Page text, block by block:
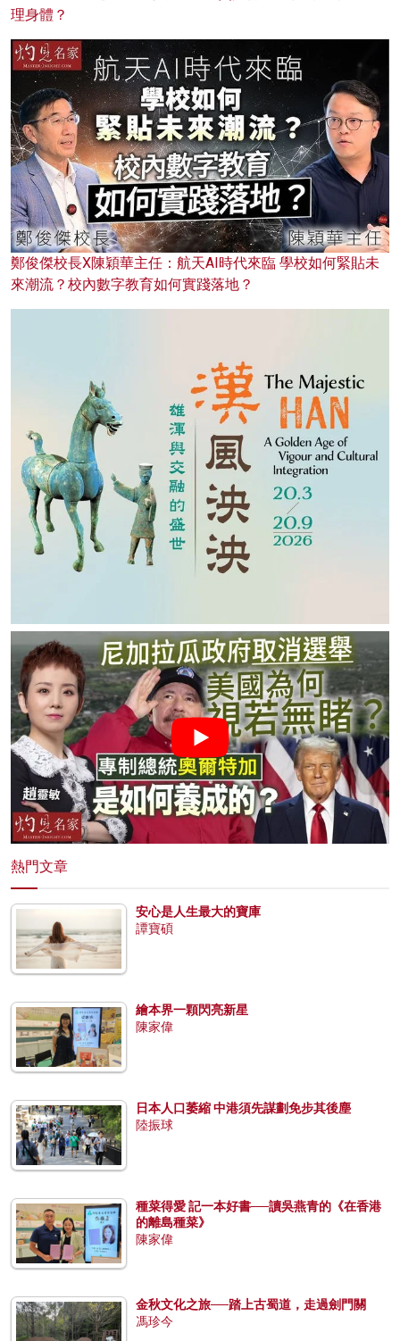
理身體？
鄭俊傑校長X陳穎華主任：航天AI時代來臨 學校如何緊貼未
來潮流？校內數字教育如何實踐落地？
熱門文章
安心是人生最大的寶庫
譚寶碩
繪本界一顆閃亮新星
陳家偉
日本人口萎縮 中港須先謀劃免步其後塵
陸振球
種菜得愛 記一本好書──讀吳燕青的《在香港
的離島種菜》
陳家偉
金秋文化之旅──踏上古蜀道，走過劍門關
馮珍今